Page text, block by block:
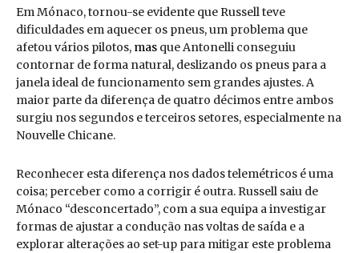
Em Mónaco, tornou-se evidente que Russell teve
dificuldades em aquecer os pneus, um problema que
afetou vários pilotos, mas que Antonelli conseguiu
contornar de forma natural, deslizando os pneus para a
janela ideal de funcionamento sem grandes ajustes. A
maior parte da diferença de quatro décimos entre ambos
surgiu nos segundos e terceiros setores, especialmente na
Nouvelle Chicane.
Reconhecer esta diferença nos dados telemétricos é uma
coisa; perceber como a corrigir é outra. Russell saiu de
Mónaco “desconcertado”, com a sua equipa a investigar
formas de ajustar a condução nas voltas de saída e a
explorar alterações ao set-up para mitigar este problema